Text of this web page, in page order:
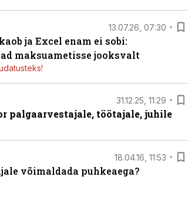
13.07.26, 07:30
ja Excel enam ei sobi:
maksuametisse jooksvalt
31.12.25, 11:29
palgaarvestajale, töötajale, juhile
18.04.16, 11:53
võimaldada puhkeaega?